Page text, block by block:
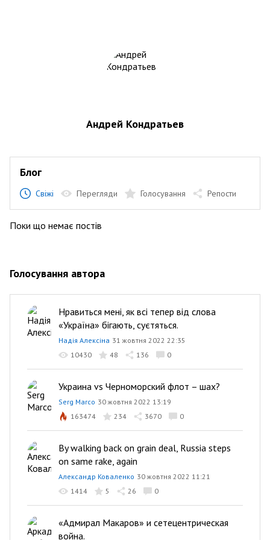
Андрей Кондратьев
Блог
Свіжі Перегляди Голосування Репости
Поки що немає постів
Голосування автора
Нравиться мені, як всі тепер від слова
«Україна» бігають, суєтяться.
Надія Алексіна 31 жовтня 2022 22:35
10430
48 136 0
Украина vs Черноморский флот – шах?
Serg Marco 30 жовтня 2022 13:19
163474
234 3670 0
By walking back on grain deal, Russia steps
on same rake, again
Александр Коваленко 30 жовтня 2022 11:21
1414
5 26 0
«Адмирал Макаров» и сетецентрическая
война.